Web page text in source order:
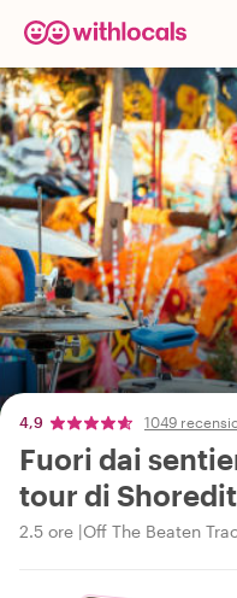
4,9 1049
Fuori dai
tour di
2.5 ore Off The Beaten